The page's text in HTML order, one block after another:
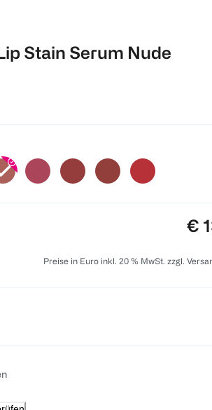
Stain Serum Nude
€
Preise in Euro inkl. 20 % MwSt. zzgl.